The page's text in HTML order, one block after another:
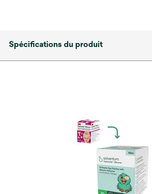
Spécifications du produit